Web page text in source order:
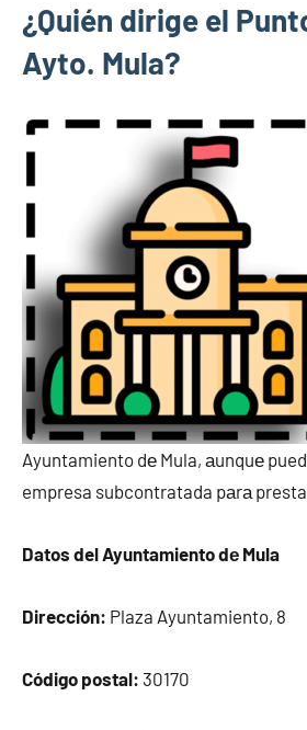
¿Quién dirige el
Ayto. Mula?
Ayuntamiento dе Mula, аunquе
empresa subcontratada pаrа
Datos del Ayuntamiento dе Mula
Dirección: Plaza Ayuntamiento, 8
Código postal: 30170